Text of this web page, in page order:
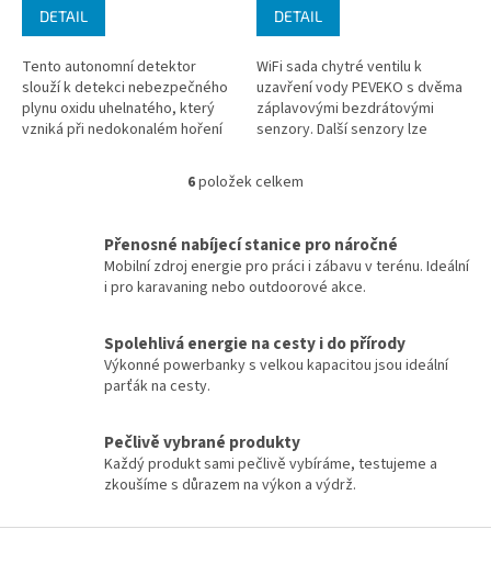
DETAIL
Tento autonomní detektor
slouží k detekci nebezpečného
plynu oxidu uhelnatého, který
vzniká při nedokonalém hoření
DETAIL
WiFi sada chytré ventilu k
uzavření vody PEVEKO s dvěma
záplavovými bezdrátovými
senzory. Další senzory lze
baterii, na kterou funguje až 14
hodin....
O
á
d
a
í
p
y
v
ý
i
6položek celkem
Přenosné nabíjecí stanice pro náročné
Mobilní zdroj energie pro práci i zábavu v terénu. Ideální
i pro karavaning nebo outdoorové akce.
Spolehlivá energie na cesty i do přírody
Výkonné powerbanky s velkou kapacitou jsou ideální
parťák na cesty.
Pečlivě vybrané produkty
Každý produkt sami pečlivě vybíráme, testujeme a
zkoušíme s důrazem na výkon a výdrž.